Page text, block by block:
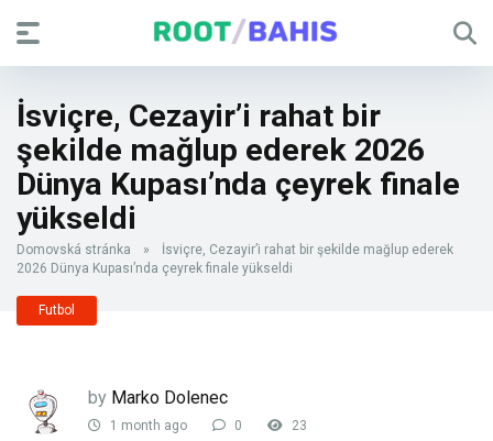
İsviçre, Cezayir’i rahat bir
şekilde mağlup ederek 2026
Dünya Kupası’nda çeyrek finale
yükseldi
Domovská stránka »
İsviçre, Cezayir’i rahat bir şekilde mağlup ederek
2026 Dünya Kupası’nda çeyrek finale yükseldi
Futbol
by Marko Dolenec
1 month ago 0 23